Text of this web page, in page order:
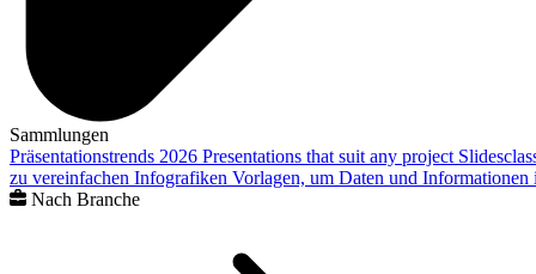
Sammlungen
Präsentationstrends 2026 Presentations that suit any project
zu vereinfachen Infografiken Vorlagen, um Daten und
Nach Branche